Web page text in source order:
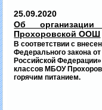
25.09.2020
Об
Прохоровской ООШ
В соответствии с
Федерального закона
Российской
классов МБОУ
горячим питанием.